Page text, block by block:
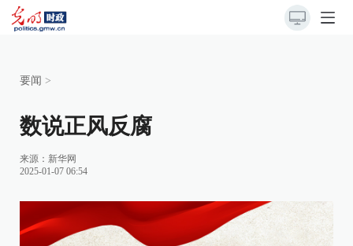
要闻 >
数说正风反腐
来源： 新华网
2025-01-07 06:54